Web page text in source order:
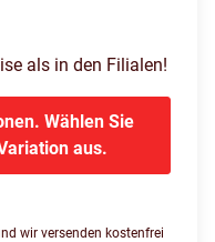
als in den Filialen!
Wählen Sie
aus.
wir versenden kostenfrei